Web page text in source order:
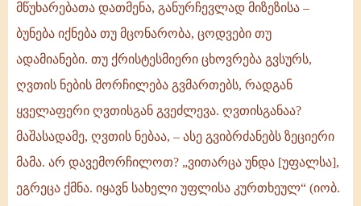
მწუხარებათა დათმენა, განურჩევლად მიზეზისა –
ბუნება იქნება თუ მცონარობა, ცოდვები თუ
ადამიანები. თუ ქრისტესმიერი ცხოვრება გვსურს,
ღვთის ნების მორჩილება გვმართებს, რადგან
ყველაფერი ღვთისგან გვეძლევა. ღვთისგანაა?
მაშასადამე, ღვთის ნებაა, – ასე გვიბრძანებს ზეციერი
მამა. არ დავემორჩილოთ? „ვითარცა უნდა [უფალსა],
ეგრეცა ქმნა. იყავნ სახელი უფლისა კურთხეულ“ (იობ.